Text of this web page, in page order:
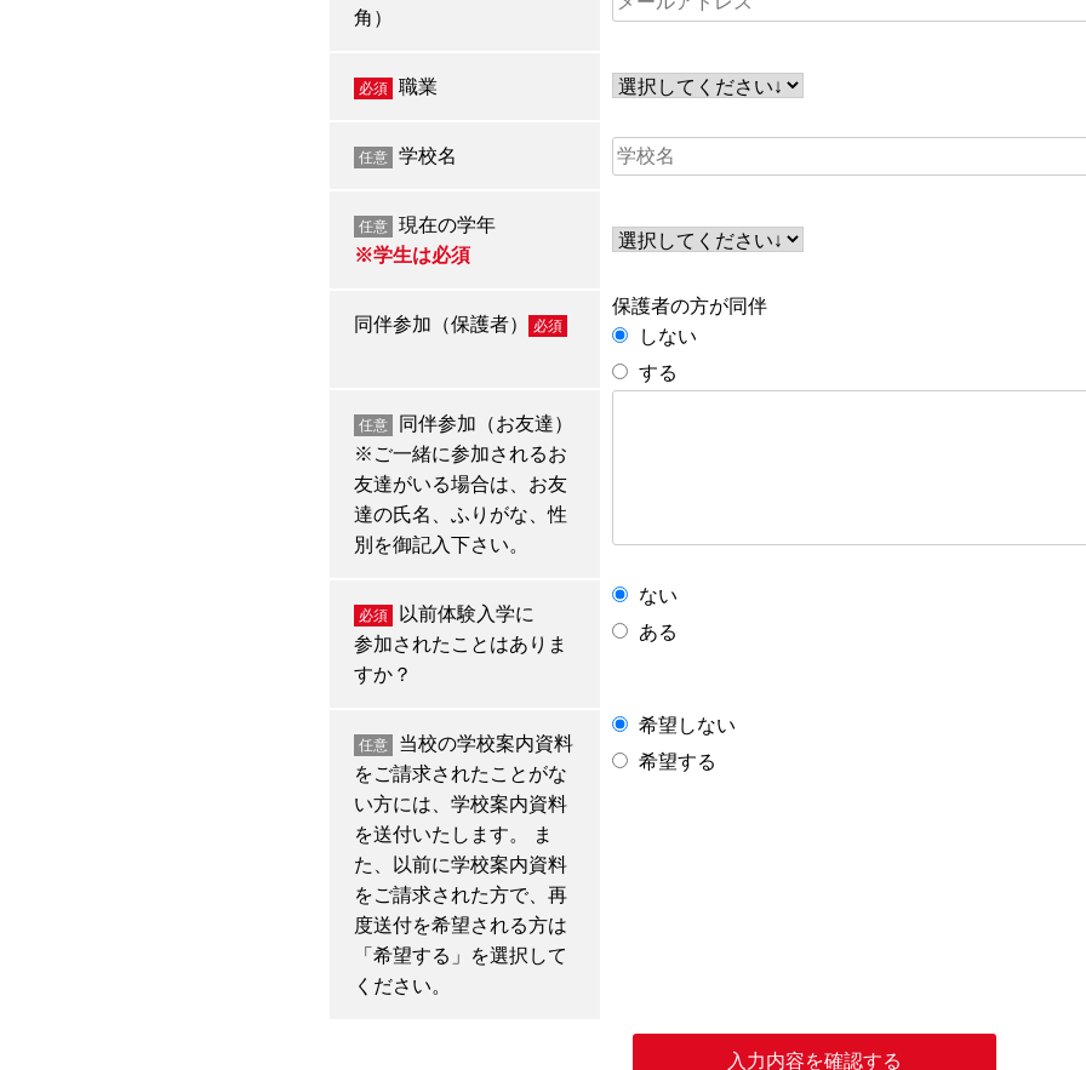
角）
必須 職業
任意 学校名
任意
現在の学年
※学生は必須
同伴参加（保護者） 必須
保護者の方が同伴
しない
する
任意
同伴参加（お友達）
※ご一緒に参加されるお
友達がいる場合は、お友
達の氏名、ふりがな、性
別を御記入下さい。
必須
以前体験入学に
参加されたことはありま
すか？
ない
ある
任意
当校の学校案内資料
をご請求されたことがな
い方には、学校案内資料
を送付いたします。 ま
た、以前に学校案内資料
をご請求された方で、再
度送付を希望される方は
「希望する」を選択して
ください。
希望しない
希望する